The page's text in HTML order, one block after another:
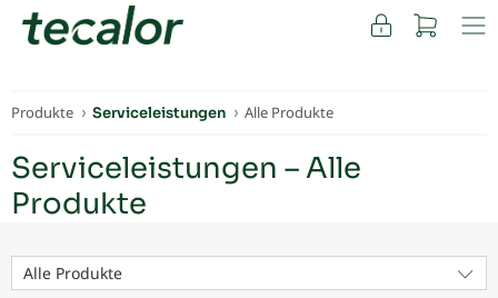
FACHKUNDEN
Produkte Serviceleistungen Alle Produkte
Serviceleistungen – Alle
Produkte
Alle Produkte